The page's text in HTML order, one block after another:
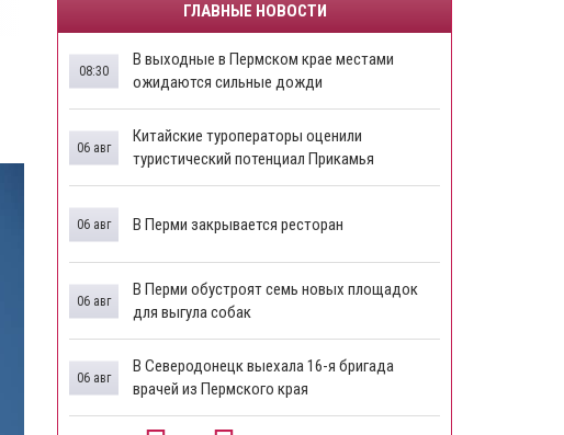
ГЛАВНЫЕ НОВОСТИ
В выходные в Пермском крае местами
ожидаются сильные дожди
08:30
Китайские туроператоры оценили
туристический потенциал Прикамья
06 авг
В Перми закрывается ресторан
06 авг
​В Перми обустроят семь новых площадок
для выгула собак
06 авг
В Северодонецк выехала 16-я бригада
врачей из Пермского края
06 авг